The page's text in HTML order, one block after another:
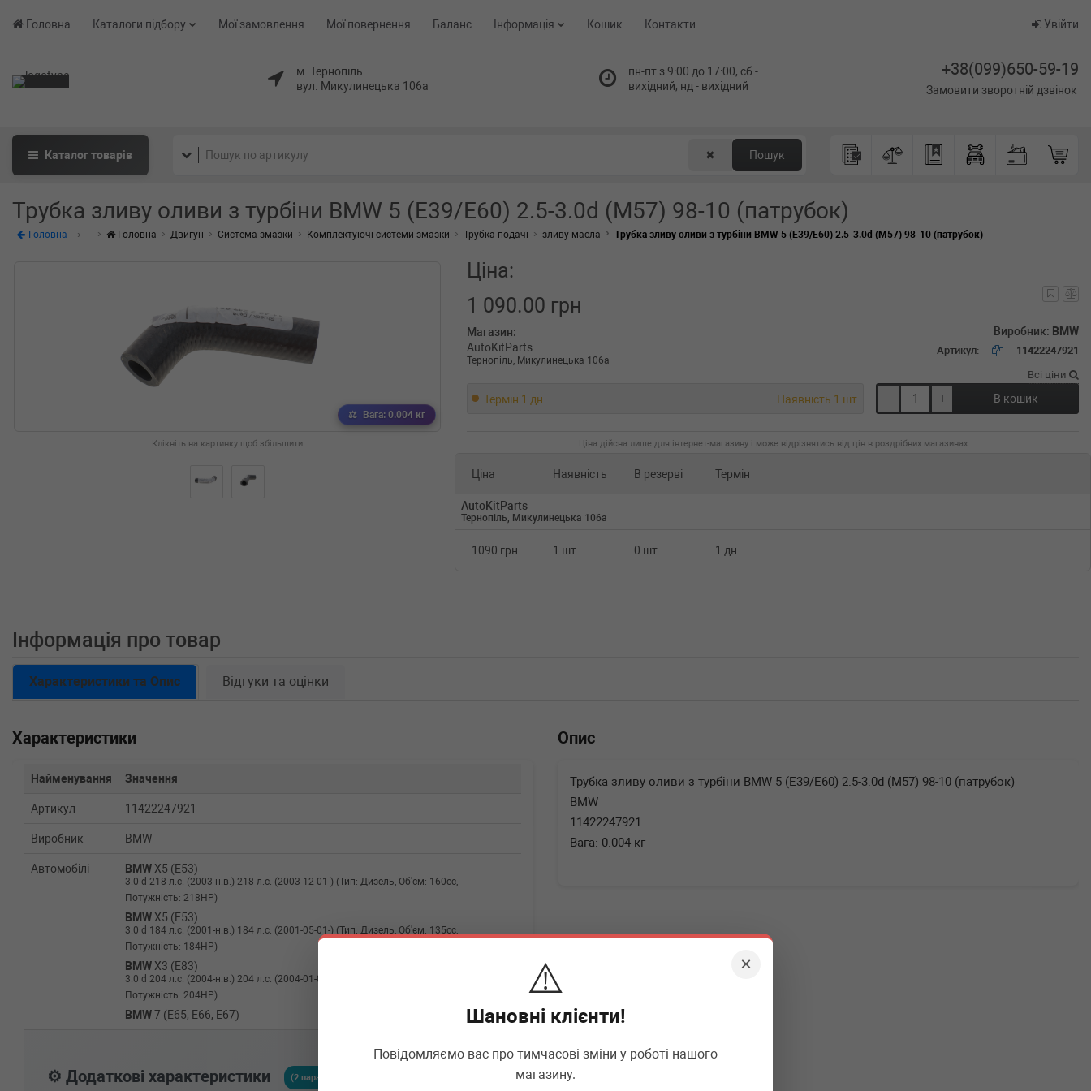
×
⚠️
Шановні клієнти!
Повідомляємо вас про тимчасові зміни у роботі нашого
магазину.
Головна Каталоги підбору Мої замовлення Мої повернення Баланс Інформація Кошик Контакти Увійти
м. Тернопіль
вул. Микулинецька 106а
пн-пт з 9:00 до 17:00, сб -
вихідний, нд - вихідний
+38(099)650-59-19
Замовити зворотній дзвінок
Каталогтоварів ✖ Пошук
Трубка зливу оливи з турбіни BMW 5 (E39/E60) 2.5-3.0d (M57) 98-10 (патрубок)
Головна Головна Двигун Система змазки Комплектуючі системи змазки Трубка подачі зливу масла Трубка зливу оливи з турбіни BMW 5 (E39/E60) 2.5-3.0d (M57) 98-10 (патрубок)
Вага: 0.004 кг
Клікніть на картинку щоб збільшити
Ціна:
1 090.00 грн
Магазин:
AutoKitParts
Тернопіль, Микулинецька 106а
Виробник: BMW
Артикул: 11422247921
Всі ціни
Термін 1 дн. Наявність 1 шт. - + В кошик
Ціна дійсна лише для інтернет-магазину і може відрізнятись від цін в роздрібних магазинах
Ціна Наявність В резерві Термін
AutoKitParts
Тернопіль, Микулинецька 106а
1090 грн 1 шт. 0 шт. 1 дн.
Інформація про товар
Характеристики та Опис Відгуки та оцінки
Характеристики
Найменування Значення
Артикул 11422247921
Виробник BMW
Автомобілі BMW X5 (E53)
3.0 d 218 л.с. (2003-н.в.) 218 л.с. (2003-12-01-) (Тип: Дизель, Об'єм: 160cc,
Потужність: 218HP)
BMW X5 (E53)
3.0 d 184 л.с. (2001-н.в.) 184 л.с. (2001-05-01-) (Тип: Дизель, Об'єм: 135cc,
Потужність: 184HP)
BMW X3 (E83)
3.0 d 204 л.с. (2004-н.в.) 204 л.с. (2004-01-01-) (Тип: Дизель, Об'єм: 150cc,
Потужність: 204HP)
BMW7 (E65, E66, E67)
730 d 211 л.с. (2002-н.в.) 211 л.с. (2002-10-01-) (Тип: Дизель, Об'єм: 155cc,
⚙️ Додаткові характеристики (2 параметрів)
Опис
Трубка зливу оливи з турбіни BMW 5 (E39/E60) 2.5-3.0d (M57) 98-10 (патрубок)
BMW
11422247921
Вага: 0.004 кг